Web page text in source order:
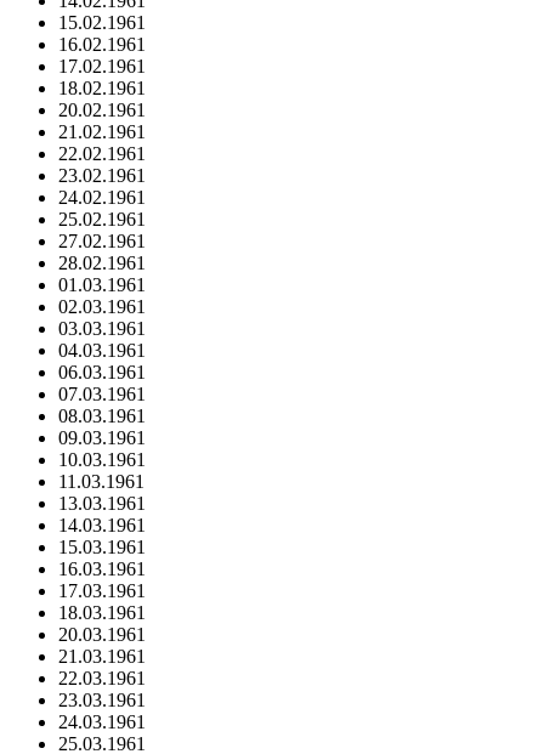
15.02.1961
16.02.1961
17.02.1961
18.02.1961
20.02.1961
21.02.1961
22.02.1961
23.02.1961
24.02.1961
25.02.1961
27.02.1961
28.02.1961
01.03.1961
02.03.1961
03.03.1961
04.03.1961
06.03.1961
07.03.1961
08.03.1961
09.03.1961
10.03.1961
11.03.1961
13.03.1961
14.03.1961
15.03.1961
16.03.1961
17.03.1961
18.03.1961
20.03.1961
21.03.1961
22.03.1961
23.03.1961
24.03.1961
25.03.1961